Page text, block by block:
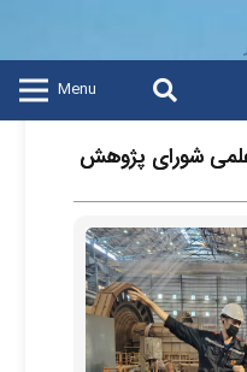
Menu
شورای پژوهش